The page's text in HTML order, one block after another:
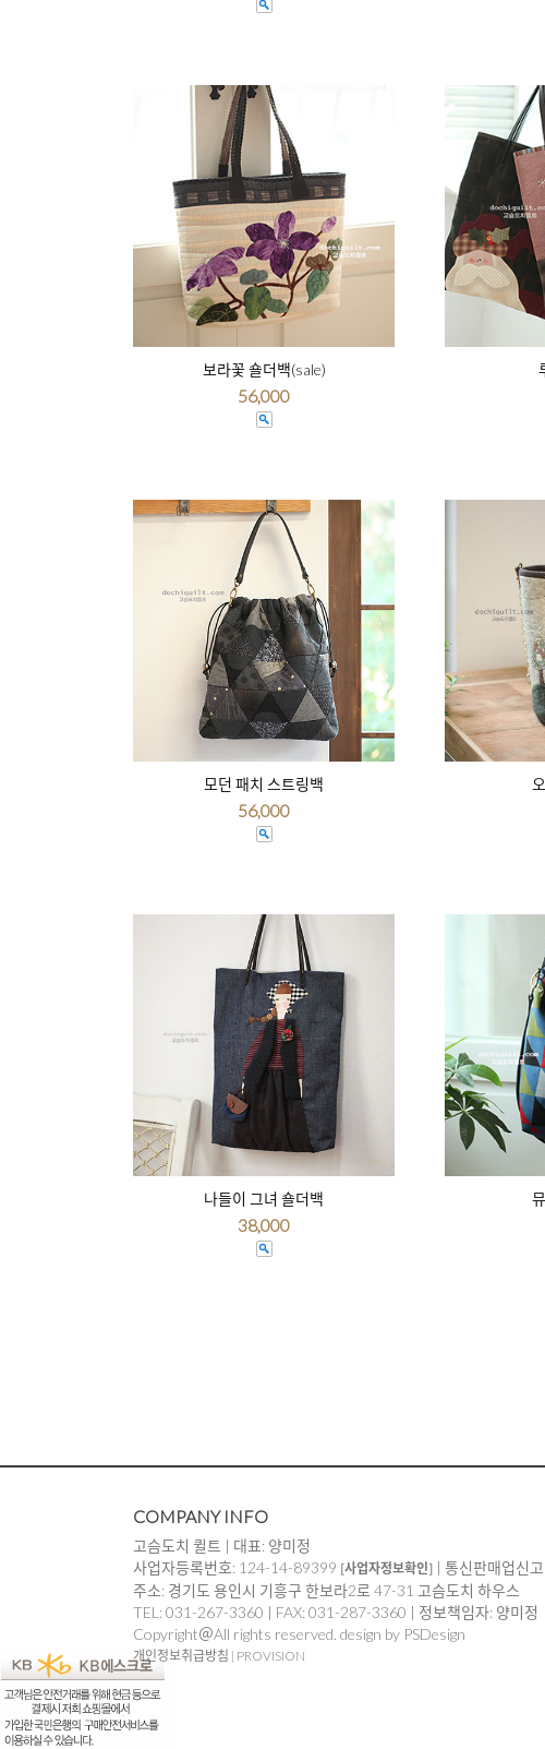
보라꽃 숄더백(sale)
56,000
모던 패치 스트링백
56,000
나들이 그녀 숄더백
38,000
COMPANY INFO
고슴도치 퀼트 | 대표: 양미정
사업자등록번호: 124-14-89399 [사업자정보확인] | 통신판매업신
주소: 경기도 용인시 기흥구 한보라2로 47-31 고슴도치 하우스
TEL: 031-267-3360 | FAX: 031-287-3360 | 정보책임자: 양미정
Copyright＠All rights reserved. design by PSDesign
개인정보취급방침 | PROVISION